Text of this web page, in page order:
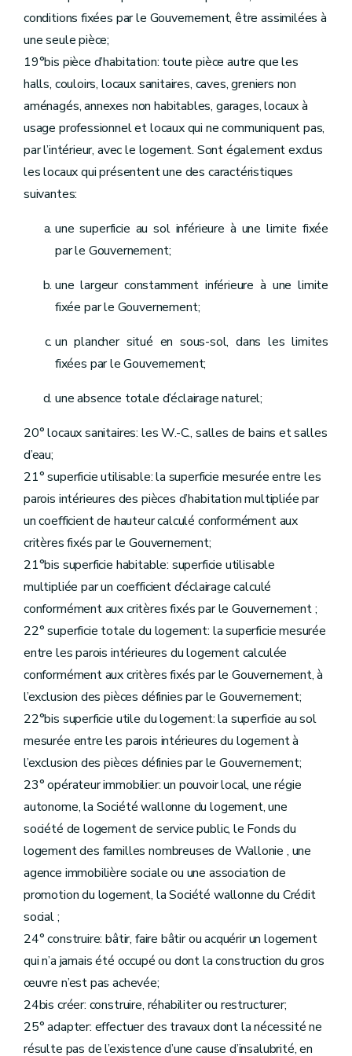
Art. 107.3
Section 7
Du contrat de gestion
Art. 108
Art. 109
Art. 110
Art. 111
Section 8 Du Comité de gestion financière et des contrôles
Sous-section première "Du comité d’audit interne"
Art. 112
Art. 113
Art. 114
Sous-section 2 ( Des commissaires du Gouvernement
Art. 116
Section 9
Du budget, de la comptabilité, des programmes d'investissements
Art. 117 à 126
Art. 127
Art. 128
Art. 129
Section première Des missions et moyens d'action
Art. 131
Art. 132
Art. 134
Art. 137
Section 2
De la structure des sociétés de logement de service public
Sous-section première Du capital
Art. 138
Sous-section 2
Art. 139
Art. 140
Art. 141
Art. 142
Art. 143
Art. 144
Art. 145
Sous-section 3 De l'assemblée générale
Art. 146
Art. 147
Sous-section 4 (Du conseil d'administration et des autres organes de gestion – Décret du 30 mars 2006, art. 8
Art. 148
Art. 148 bis
Art. 148ter
Art. 148quater
Art. 148 quinquies
Art. 149
Art. 150
Art. 151
Art. 152
Art. 152ter
Art. 152quater
Art. 152
Art. 153
Art. 154
Art. 155
Art. 156
Art.
157
Sous-section 6 Du directeur-gérant
Art. 158
Art. 158
conditions fixées par le Gouvernement, être assimilées à
une seule pièce;
19°bis pièce d’habitation: toute pièce autre que les
halls, couloirs, locaux sanitaires, caves, greniers non
aménagés, annexes non habitables, garages, locaux à
usage professionnel et locaux qui ne communiquent pas,
par l’intérieur, avec le logement. Sont également exclus
les locaux qui présentent une des caractéristiques
suivantes:
une superficie au sol inférieure à une limite fixée
par le Gouvernement;
une largeur constamment inférieure à une limite
fixée par le Gouvernement;
un plancher situé en sous-sol, dans les limites
fixées par le Gouvernement;
une absence totale d’éclairage naturel;
20° locaux sanitaires: les W.-C., salles de bains et salles
d’eau;
21° superficie utilisable: la superficie mesurée entre les
parois intérieures des pièces d’habitation multipliée par
un coefficient de hauteur calculé conformément aux
critères fixés par le Gouvernement;
21°bis superficie habitable: superficie utilisable
multipliée par un coefficient d’éclairage calculé
conformément aux critères fixés par le Gouvernement ;
22° superficie totale du logement: la superficie mesurée
entre les parois intérieures du logement calculée
conformément aux critères fixés par le Gouvernement, à
l’exclusion des pièces définies par le Gouvernement;
22°bis superficie utile du logement: la superficie au sol
mesurée entre les parois intérieures du logement à
l’exclusion des pièces définies par le Gouvernement;
23° opérateur immobilier: un pouvoir local, une régie
autonome, la Société wallonne du logement, une
société de logement de service public, le Fonds du
logement des familles nombreuses de Wallonie , une
agence immobilière sociale ou une association de
promotion du logement, la Société wallonne du Crédit
social ;
24° construire: bâtir, faire bâtir ou acquérir un logement
qui n’a jamais été occupé ou dont la construction du gros
œuvre n’est pas achevée;
24bis créer: construire, réhabiliter ou restructurer;
25° adapter: effectuer des travaux dont la nécessité ne
résulte pas de l’existence d’une cause d’insalubrité, en